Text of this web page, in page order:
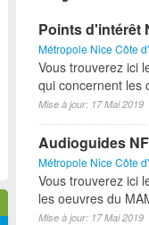
Points d'intérêt
Métropole Nice Côte
Vous trouverez ici
qui concernent les
Mise à jour: 17 Mai 2019
Audioguides
Métropole Nice Côte
Vous trouverez ici
les oeuvres du
Mise à jour: 17 Mai 2019